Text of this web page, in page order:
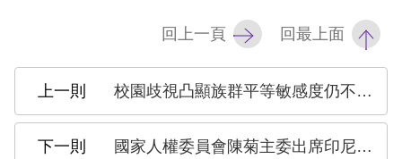
府
回上一頁 回最上面
校園歧視凸顯族群平等敏感度仍不足 籲尊重族群差異 從制度面落實平等與不歧視
國家人權委員會陳菊主委出席印尼卡蒂妮日活動 感謝移工朋友對臺灣的付出